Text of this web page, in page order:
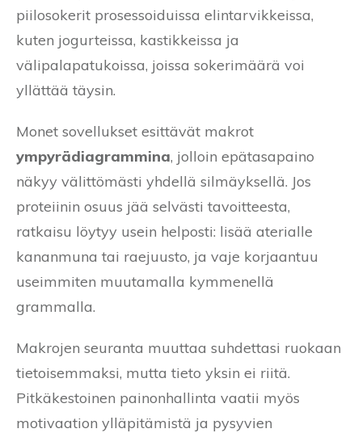
piilosokerit prosessoiduissa elintarvikkeissa,
kuten jogurteissa, kastikkeissa ja
välipalapatukoissa, joissa sokerimäärä voi
yllättää täysin.
Monet sovellukset esittävät makrot
ympyrädiagrammina, jolloin epätasapaino
näkyy välittömästi yhdellä silmäyksellä. Jos
proteiinin osuus jää selvästi tavoitteesta,
ratkaisu löytyy usein helposti: lisää aterialle
kananmuna tai raejuusto, ja vaje korjaantuu
useimmiten muutamalla kymmenellä
grammalla.
Makrojen seuranta muuttaa suhdettasi ruokaan
tietoisemmaksi, mutta tieto yksin ei riitä.
Pitkäkestoinen painonhallinta vaatii myös
motivaation ylläpitämistä ja pysyvien